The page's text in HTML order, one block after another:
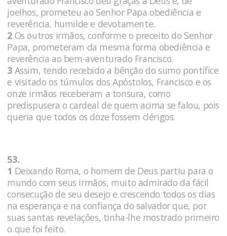
joelhos, prometeu ao Senhor Papa obediência e
reverência, humilde e devotamente.
2 Os outros irmãos, conforme o preceito do Senhor
Papa, prometeram da mesma forma obediência e
reverência ao bem-aventurado Francisco.
3 Assim, tendo recebido a bênção do sumo pontífice
e visitado os túmulos dos Apóstolos, Francisco e os
onze irmãos receberam a tonsura, como
predispusera o cardeal de quem acima se falou, pois
queria que todos os doze fossem clérigos.
53.
1 Deixando Roma, o homem de Deus partiu para o
mundo com seus irmãos, muito admirado da fácil
consecução de seu desejo e crescendo todos os dias
na esperança e na confiança do salvador que, por
suas santas revelações, tinha-lhe mostrado primeiro
o que foi feito.